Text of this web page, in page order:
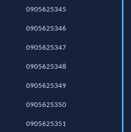
0905625345
0905625346
0905625347
0905625348
0905625349
0905625350
0905625351